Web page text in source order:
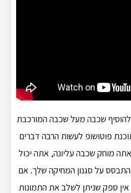
שכבה מעל שכבה המורכבת
פוטושופ לעשות הרבה דברים
מוחק שכבה עליונה, אתה יכול
על סגנון המחיקה שלך. אם
אין ספק שניתן לשלב את התמונות